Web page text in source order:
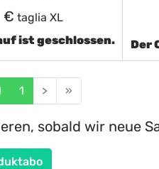
€ taglia XL
ist geschlossen.
Der
1 > »
sobald wir neue